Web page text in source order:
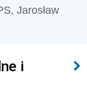
Jarosław
i